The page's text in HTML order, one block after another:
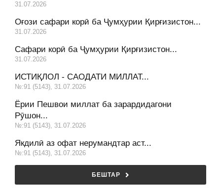
31.07.2026
Оғози сафари корӣ ба Ҷумҳурии Қирғизистон...
31.07.2026
Сафари корӣ ба Ҷумҳурии Қирғизистон...
31.07.2026
ИСТИҚЛОЛ - САОДАТИ МИЛЛАТ...
№:91 (5143), 31.07.2026
Ёрии Пешвои миллат ба зарардидагони
Рӯшон...
№:91 (5143), 31.07.2026
Якдилӣ аз офат нерумандтар аст...
№:91 (5143), 31.07.2026
БЕШТАР